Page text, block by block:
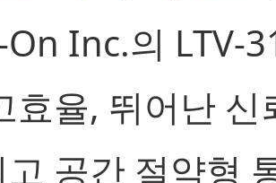
Inc.의 LTV-
효율, 뛰어난 신
공간 절약형